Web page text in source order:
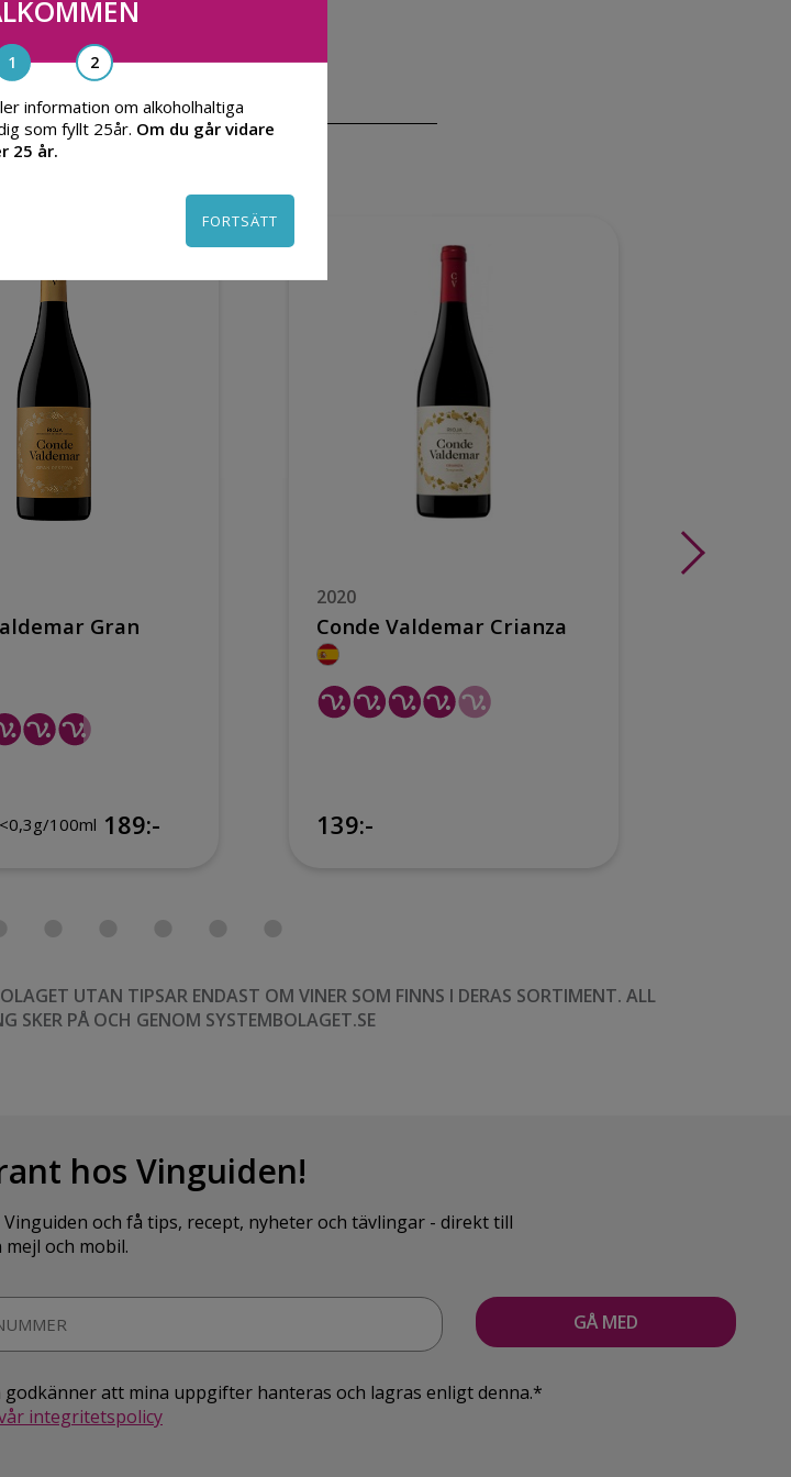
också gillar
Gran
100ml 189:-
2020
Conde Valdemar Crianza
139:-
UTAN TIPSAR ENDAST OM VINER SOM FINNS I DERAS SORTIMENT. ALL
SKER PÅ OCH GENOM SYSTEMBOLAGET.SE
hos Vinguiden!
och få tips, recept, nyheter och tävlingar - direkt till
mejl och mobil.
godkänner att mina uppgifter hanteras och lagras enligt denna.*
integritetspolicy
information om alkoholhaltiga
som fyllt 25år. Om du går vidare
25 år.
FORTSÄTT